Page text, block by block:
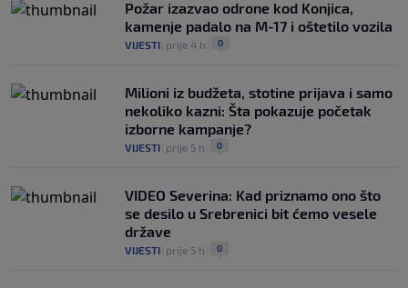
Požar izazvao odrone kod Konjica,
kamenje padalo na M-17 i oštetilo vozila
VIJESTI prije 4 h 0
Milioni iz budžeta, stotine prijava i samo
nekoliko kazni: Šta pokazuje početak
izborne kampanje?
VIJESTI prije 5 h 0
VIDEO Severina: Kad priznamo ono što
se desilo u Srebrenici bit ćemo vesele
države
VIJESTI prije 5 h 0